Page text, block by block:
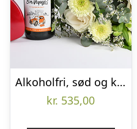
Alkoholfri, sød og kærlig gavehilsen – Send blomster med Bloomit
kr. 535,00